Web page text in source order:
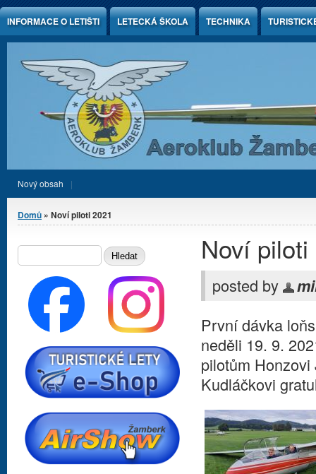
Jump to Content
INFORMACE O LETIŠTI LETECKÁ ŠKOLA TECHNIKA
Nový obsah
Jste zde
Domů » Noví piloti 2021
Noví piloti
posted by
První dávka
neděli 19. 9.
pilotům
Kudláčkovi
Vyhledávání